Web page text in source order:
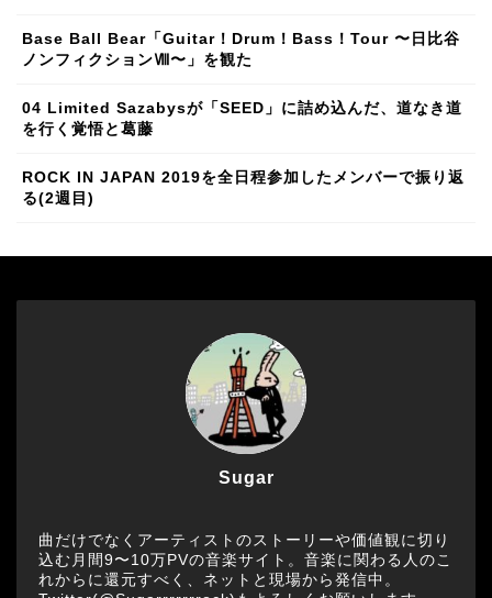
Base Ball Bear「Guitar！Drum！Bass！Tour 〜日比谷
ノンフィクションⅧ〜」を観た
04 Limited Sazabysが「SEED」に詰め込んだ、道なき道
を行く覚悟と葛藤
ROCK IN JAPAN 2019を全日程参加したメンバーで振り返
る(2週目)
Sugar
曲だけでなくアーティストのストーリーや価値観に切り
込む月間9〜10万PVの音楽サイト。音楽に関わる人のこ
れからに還元すべく、ネットと現場から発信中。